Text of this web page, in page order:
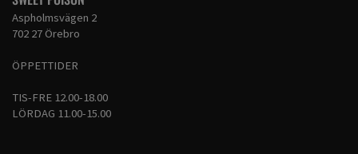
Aspholmsvägen 2
702 27 Örebro
ÖPPETTIDER
TIS-FRE 12.00-18.00
LÖRDAG 11.00-15.00